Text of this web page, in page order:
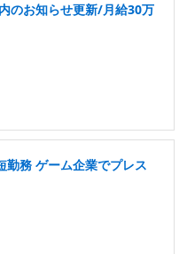
のお知らせ更新/月給30万
務 ゲーム企業でプレス